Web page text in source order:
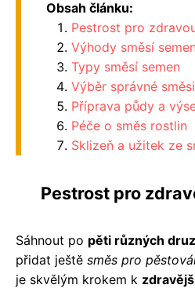
Obsah článku:
Pestrost pro
Výhody směsí semen
Typy směsí semen
Výběr správné směsi
Příprava půdy a
Péče o směs rostlin
Sklizeň a užitek ze
Pestrost pro
Sáhnout po pěti různých
přidat ještě směs pro
je skvělým krokem k